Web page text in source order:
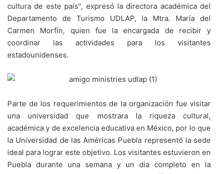
cultura de este país”, expresó la directora académica del
Departamento de Turismo UDLAP, la Mtra. María del
Carmen Morfín, quien fue la encargada de recibir y
coordinar las actividades para los visitantes
estadounidenses.
Parte de los requerimientos de la organización fue visitar
una universidad que mostrara la riqueza cultural,
académica y de excelencia educativa en México, por lo que
la Universidad de las Américas Puebla representó la sede
ideal para lograr este objetivo. Los visitantes estuvieron en
Puebla durante una semana y un día completo en la